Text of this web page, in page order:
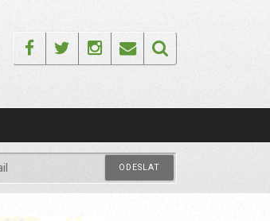
FacebookTwitterInstagram
Email